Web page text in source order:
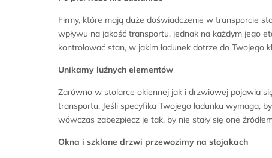
Firmy, które mają duże doświadczenie w transporcie
wpływu na jakość transportu, jednak na każdym jego
kontrolować stan, w jakim ładunek dotrze do Twojego
Unikamy luźnych elementów
Zarówno w stolarce okiennej jak i drzwiowej pojawia
transportu. Jeśli specyfika Twojego ładunku wymaga,
wówczas zabezpiecz je tak, by nie stały się one
Okna i szklane drzwi przewozimy na stojakach